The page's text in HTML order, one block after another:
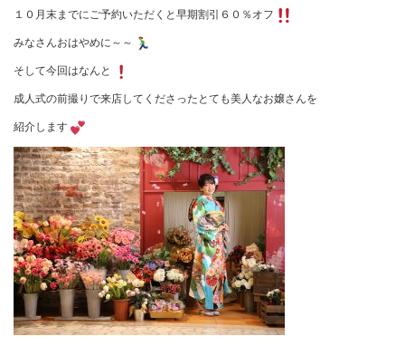
１０月末までにご予約いただくと早期割引６０％オフ
みなさんおはやめに～～
そして今回はなんと
成人式の前撮りで来店してくださったとても美人なお嬢さんを
紹介します